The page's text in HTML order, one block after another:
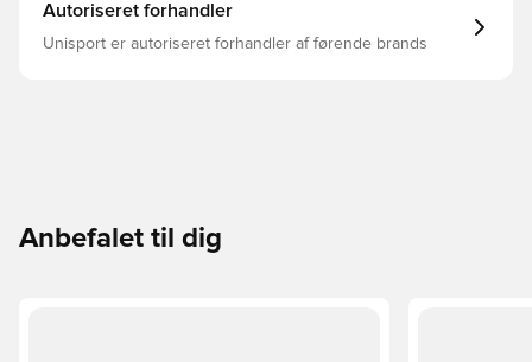
Autoriseret forhandler
Unisport er autoriseret forhandler af førende brands
Anbefalet til dig